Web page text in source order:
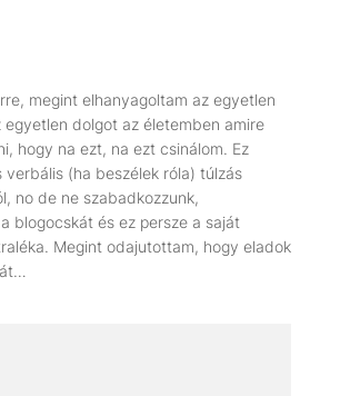
megint elhanyagoltam az egyetlen
egyetlen dolgot az életemben amire
hogy na ezt, na ezt csinálom. Ez
verbális (ha beszélek róla) túlzás
no de ne szabadkozzunk,
blogocskát és ez persze a saját
Megint odajutottam, hogy eladok